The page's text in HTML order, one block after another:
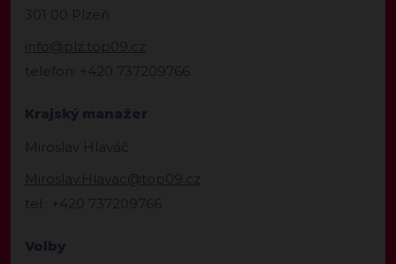
301 00 Plzeň
info@plz.top09.cz
telefon: +420 737209766
Krajský manažer
Miroslav Hlaváč
Miroslav.Hlavac@top09.cz
tel.: +420 737209766
Volby